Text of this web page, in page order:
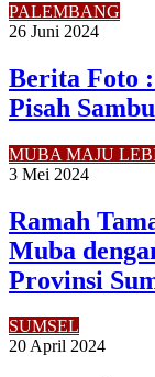
PALEMBANG
26 Juni 2024
Berita Foto
Pisah
MUBA MAJU
3 Mei 2024
Ramah
Muba
Provinsi
SUMSEL
20 April 2024